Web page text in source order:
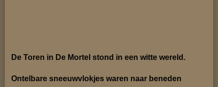
De Toren in De Mortel stond in een witte wereld.
Ontelbare sneeuwvlokjes waren naar beneden